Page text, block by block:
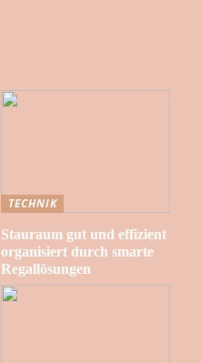
TECHNIK
Stauraum gut und effizient
organisiert durch smarte
Regallösungen